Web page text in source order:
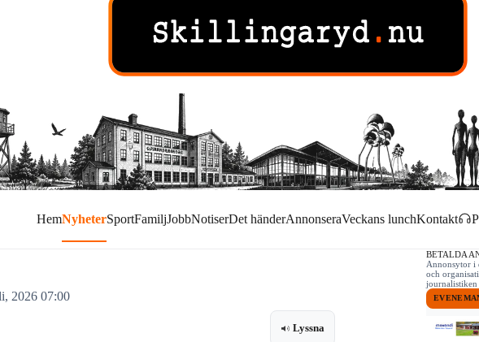
HemNyheterSportFamiljJobbNotiserDet händerAnnonseraVeckans lunchKontakt
2026 07:00
Lyssna
BETALDA
Annonsytor i
och
journalistiken